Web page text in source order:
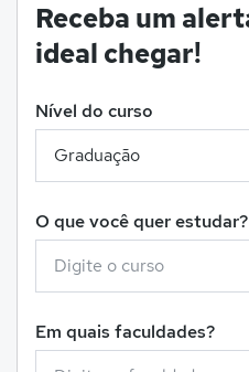
Receba um
ideal chegar!
Nível do curso
O que você quer estudar?
Em quais faculdades?